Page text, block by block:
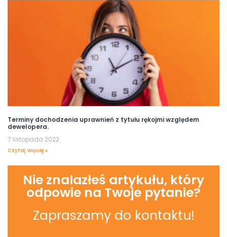
Terminy dochodzenia uprawnień z tytułu rękojmi względem
dewelopera.
7 listopada 2022
Czytaj więcej »
Nie znalazłeś artykułu, który
odpowie na Twoje pytanie?
Zapraszamy do kontaktu!